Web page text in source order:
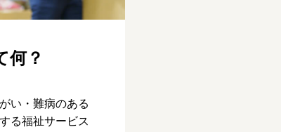
何？
い・難病のある
る福祉サービス